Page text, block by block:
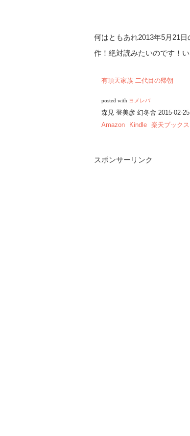
何はともあれ2013年5月21
作！絶対読みたいのです！
有頂天家族 二代目の帰朝
posted with ヨメレバ
森見 登美彦 幻冬舎 2015-02-25
Amazon
Kindle 楽天ブックス
スポンサーリンク